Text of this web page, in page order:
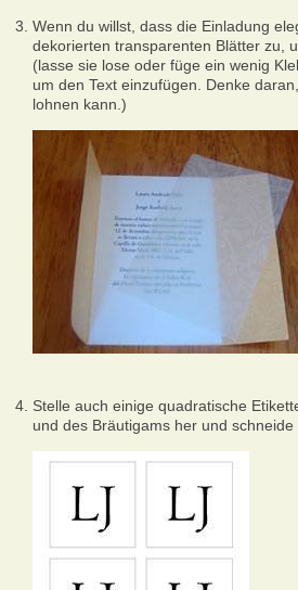
Wenn du willst, dass die Einladung
dekorierten transparenten Blätter zu,
(lasse sie lose oder füge ein wenig
um den Text einzufügen. Denke
lohnen kann.)
Stelle auch einige quadratische
und des Bräutigams her und schneide